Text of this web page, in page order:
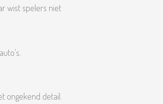
wist spelers niet
ongekend detail.